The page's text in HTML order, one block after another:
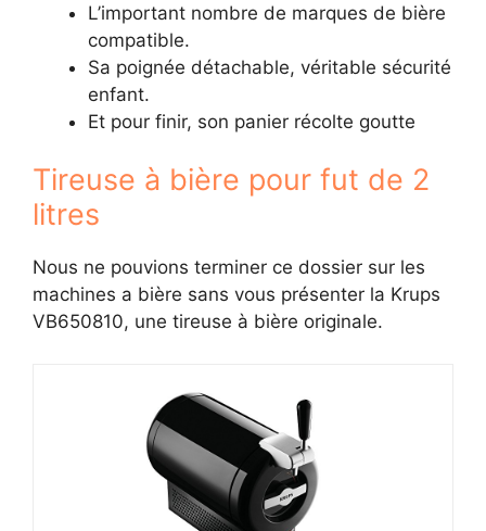
L’important nombre de marques de bière
compatible.
Sa poignée détachable, véritable sécurité
enfant.
Et pour finir, son panier récolte goutte
Tireuse à bière pour fut de 2
litres
Nous ne pouvions terminer ce dossier sur les
machines a bière sans vous présenter la Krups
VB650810, une tireuse à bière originale.